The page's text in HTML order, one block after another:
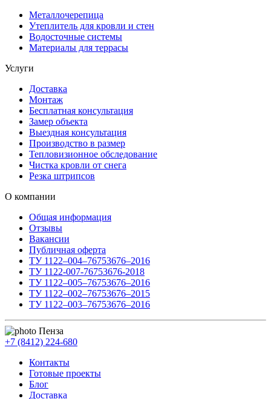
Металлочерепица
Утеплитель для кровли и стен
Водосточные системы
Материалы для террасы
Услуги
Доставка
Монтаж
Бесплатная консультация
Замер объекта
Выездная консультация
Производство в размер
Тепловизионное обследование
Чистка кровли от снега
Резка штрипсов
О компании
Общая информация
Отзывы
Вакансии
Публичная оферта
ТУ 1122–004–76753676–2016
ТУ 1122-007-76753676-2018
ТУ 1122–005–76753676–2016
ТУ 1122–002–76753676–2015
ТУ 1122–003–76753676–2016
Пенза
+7 (8412) 224-680
Контакты
Готовые проекты
Блог
Доставка